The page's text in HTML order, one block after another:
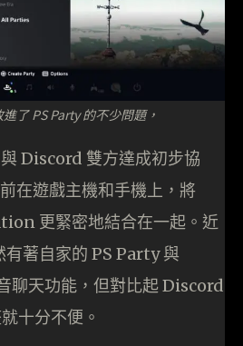
了 PS Party 的不少問題，
Discord 雙方達成初步協
在遊戲主機和手機上，將
更緊密地結合在一起。近
著自家的 PS Party 與
聊天功能，但對比起 Discord
十分不便。